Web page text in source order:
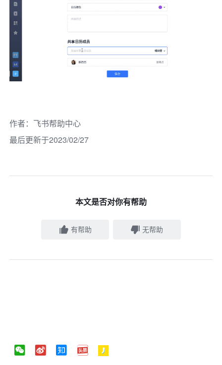
作者： 飞书帮助中心
最后更新于2023/02/27
本文是否对你有帮助
有帮助 无帮助